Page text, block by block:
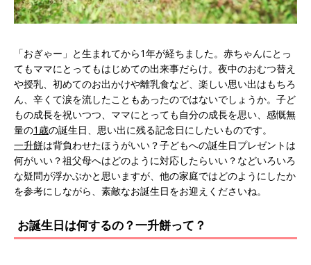
「おぎゃー」と生まれてから1年が経ちました。赤ちゃんにとっ
てもママにとってもはじめての出来事だらけ。夜中のおむつ替え
や授乳、初めてのお出かけや離乳食など、楽しい思い出はもちろ
ん、辛くて涙を流したこともあったのではないでしょうか。子ど
もの成長を祝いつつ、ママにとっても自分の成長を思い、感慨無
量の1歳の誕生日、思い出に残る記念日にしたいものです。
一升餅は背負わせたほうがいい？子どもへの誕生日プレゼントは
何がいい？祖父母へはどのように対応したらいい？などいろいろ
な疑問が浮かぶかと思いますが、他の家庭ではどのようにしたか
を参考にしながら、素敵なお誕生日をお迎えくださいね。
お誕生日は何するの？一升餅って？